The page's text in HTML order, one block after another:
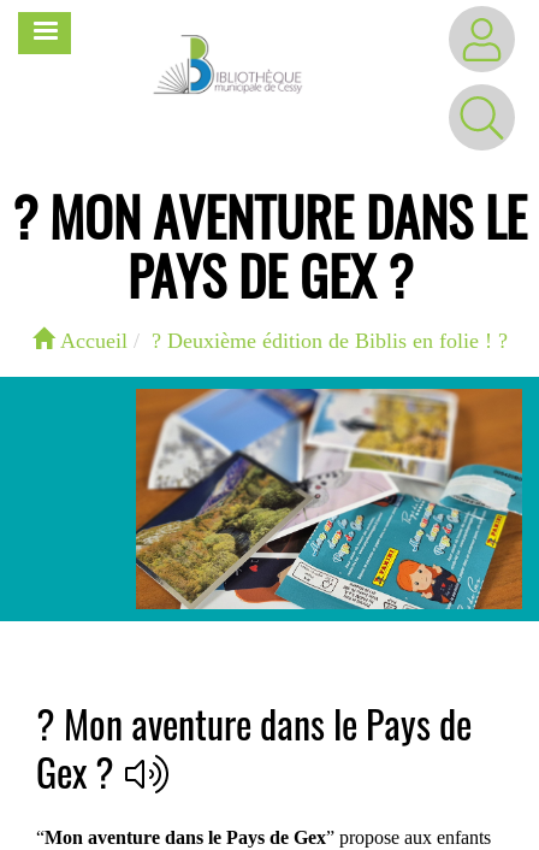
Aller
? MON AVENTURE DANS LE
PAYS DE GEX ?
Accueil ?️ Deuxième édition de Biblis en folie ! ?️
? Mon aventure dans le Pays de
Gex ?
“Mon aventure dans le Pays de Gex” propose aux enfants